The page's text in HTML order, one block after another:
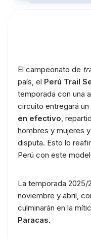
El campeonato de
país, el Perú Trail
temporada con una
circuito entregará
en efectivo,
hombres y mujeres
disputa. Esto lo
Perú con este
La temporada 2025/
noviembre y abril,
culminarán en la
Paracas.